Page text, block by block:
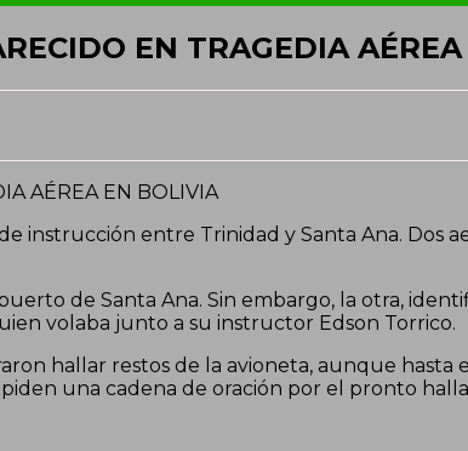
EN TRAGEDIA
instrucción entre Trinidad y Santa Ana. Dos
de Santa Ana. Sin embargo, la otra,
volaba junto a su instructor Edson Torrico.
hallar restos de la avioneta, aunque hasta
una cadena de oración por el pronto